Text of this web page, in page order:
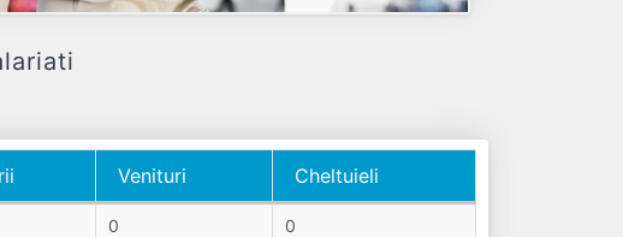
Venituri
Cheltuieli
0 0